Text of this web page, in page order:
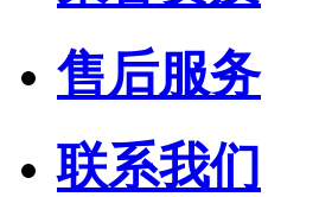
售后服务
联系我们